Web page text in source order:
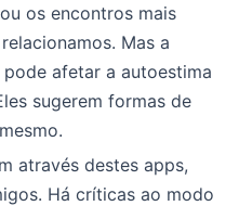
os encontros mais
Mas a
afetar a autoestima
sugerem formas de
através destes apps,
Há críticas ao modo